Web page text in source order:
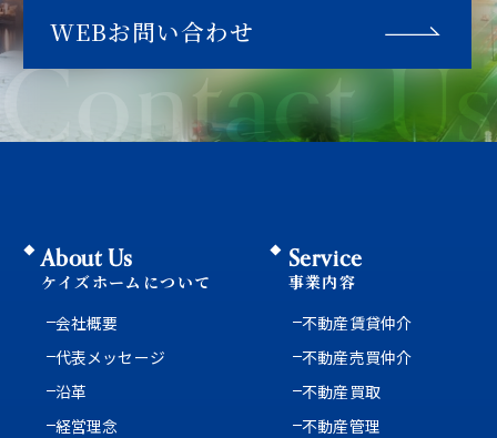
WEBお問い合わせ
Contact Us
About Us
ケイズホームについて
会社概要
代表メッセージ
沿革
経営理念
Service
事業内容
不動産賃貸仲介
不動産売買仲介
不動産買取
不動産管理